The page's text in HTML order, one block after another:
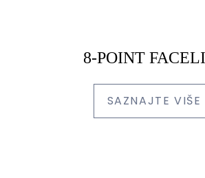
8-POINT
SAZNAJTE VIŠE